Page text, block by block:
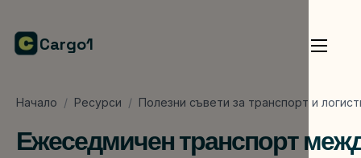
Cargo1
Начало / Ресурси / Полезни съвети за транспорт и
Ежеседмичен транспорт